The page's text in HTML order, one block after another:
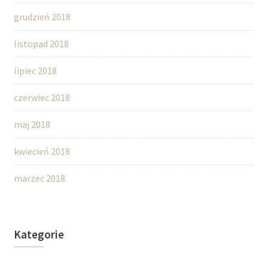
grudzień 2018
listopad 2018
lipiec 2018
czerwiec 2018
maj 2018
kwiecień 2018
marzec 2018
Kategorie